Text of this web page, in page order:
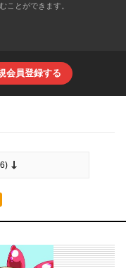
ことができます。
会員登録する
)